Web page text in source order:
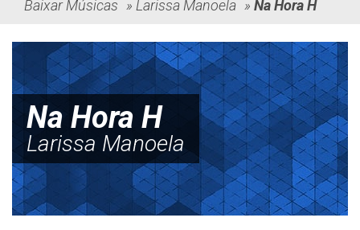
Baixar Músicas » Larissa Manoela » Na Hora H
Na Hora H
Larissa Manoela